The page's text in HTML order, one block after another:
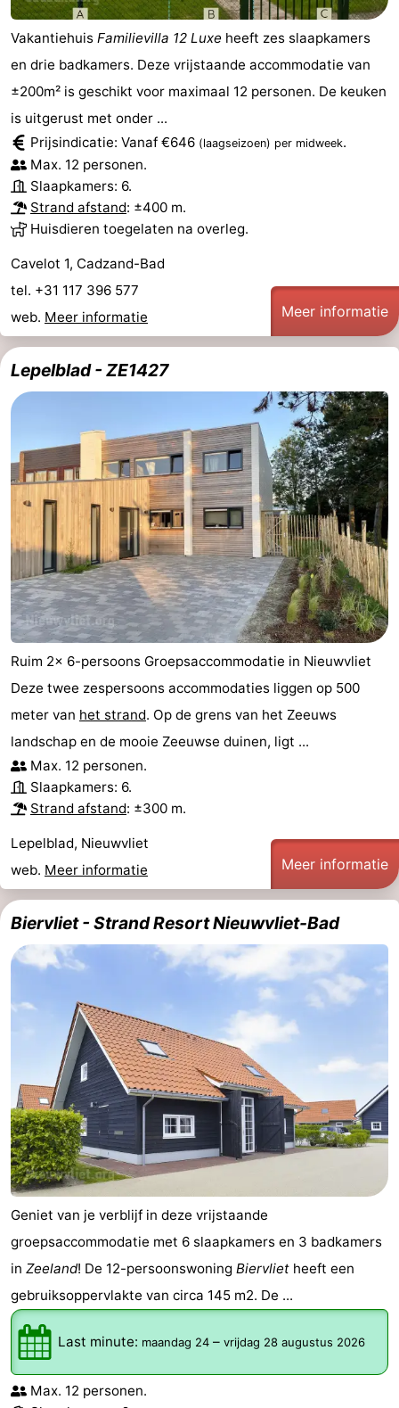
Vakantiehuis Familievilla 12 Luxe heeft zes slaapkamers
en drie badkamers. Deze vrijstaande accommodatie van
±200m² is geschikt voor maximaal 12 personen. De keuken
is uitgerust met onder ...
Prijsindicatie: Vanaf €646 (laagseizoen) per midweek.
Max. 12 personen.
Slaapkamers: 6.
Strand afstand: ±400 m.
Huisdieren toegelaten na overleg.
Cavelot 1, Cadzand-Bad
tel. +31 117 396 577
web. Meer informatie Meer informatie
Lepelblad - ZE1427
Ruim 2x 6-persoons Groepsaccommodatie in Nieuwvliet
Deze twee zespersoons accommodaties liggen op 500
meter van het strand. Op de grens van het Zeeuws
landschap en de mooie Zeeuwse duinen, ligt ...
Max. 12 personen.
Slaapkamers: 6.
Strand afstand: ±300 m.
Lepelblad, Nieuwvliet
web. Meer informatie Meer informatie
Biervliet - Strand Resort Nieuwvliet-Bad
Geniet van je verblijf in deze vrijstaande
groepsaccommodatie met 6 slaapkamers en 3 badkamers
in Zeeland! De 12-persoonswoning Biervliet heeft een
gebruiksoppervlakte van circa 145 m2. De ...
Last minute: maandag 24 – vrijdag 28 augustus 2026
Max. 12 personen.